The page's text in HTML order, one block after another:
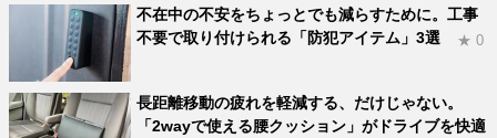
不在中の不安をちょっとでも減らすために。工事
不要で取り付けられる「防犯アイテム」3選
★ 0
長距離移動の疲れを軽減する、だけじゃない。
「2wayで使える腰クッション」がドライブを快適